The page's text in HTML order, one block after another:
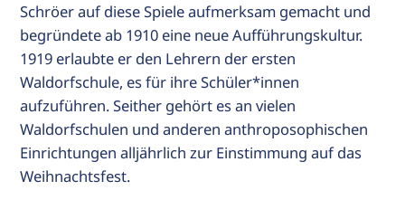
Schröer auf diese Spiele aufmerksam gemacht und
begründete ab 1910 eine neue Aufführungskultur.
1919 erlaubte er den Lehrern der ersten
Waldorfschule, es für ihre Schüler*innen
aufzuführen. Seither gehört es an vielen
Waldorfschulen und anderen anthroposophischen
Einrichtungen alljährlich zur Einstimmung auf das
Weihnachtsfest.